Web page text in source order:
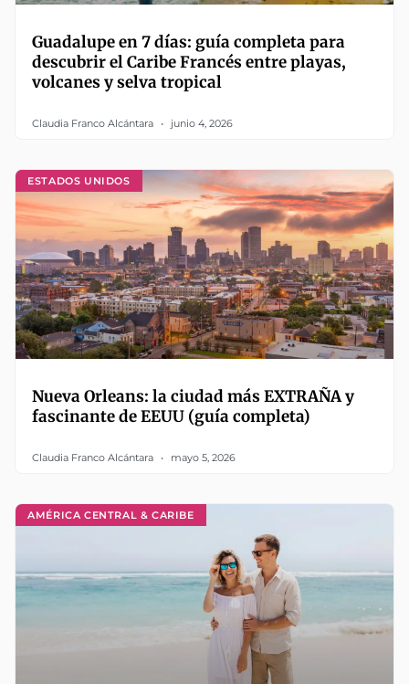
Guadalupe en 7 días: guía completa para
descubrir el Caribe Francés entre playas,
volcanes y selva tropical
Claudia Franco Alcántara junio 4, 2026
ESTADOS UNIDOS
Nueva Orleans: la ciudad más EXTRAÑA y
fascinante de EEUU (guía completa)
Claudia Franco Alcántara mayo 5, 2026
AMÉRICA CENTRAL & CARIBE